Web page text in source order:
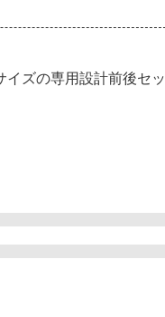
ズの専用設計前後セッ